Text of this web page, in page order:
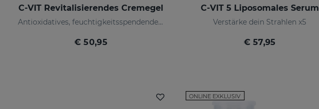
C-VIT Revitalisierendes Cremegel
Antioxidatives, feuchtigkeitsspendendes, faltenhemmendes und aufhellendes Cremegel
€ 50,95
C-VIT 5 Liposomales Serum
Verstärke dein Strahlen x5
€ 57,95
ONLINE EXKLUSIV